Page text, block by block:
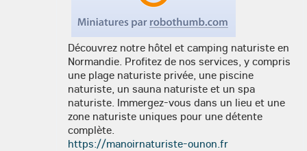
Découvrez notre hôtel et camping naturiste en
Normandie. Profitez de nos services, y compris
une plage naturiste privée, une piscine
naturiste, un sauna naturiste et un spa
naturiste. Immergez-vous dans un lieu et une
zone naturiste uniques pour une détente
complète.
https://manoirnaturiste-ounon.fr